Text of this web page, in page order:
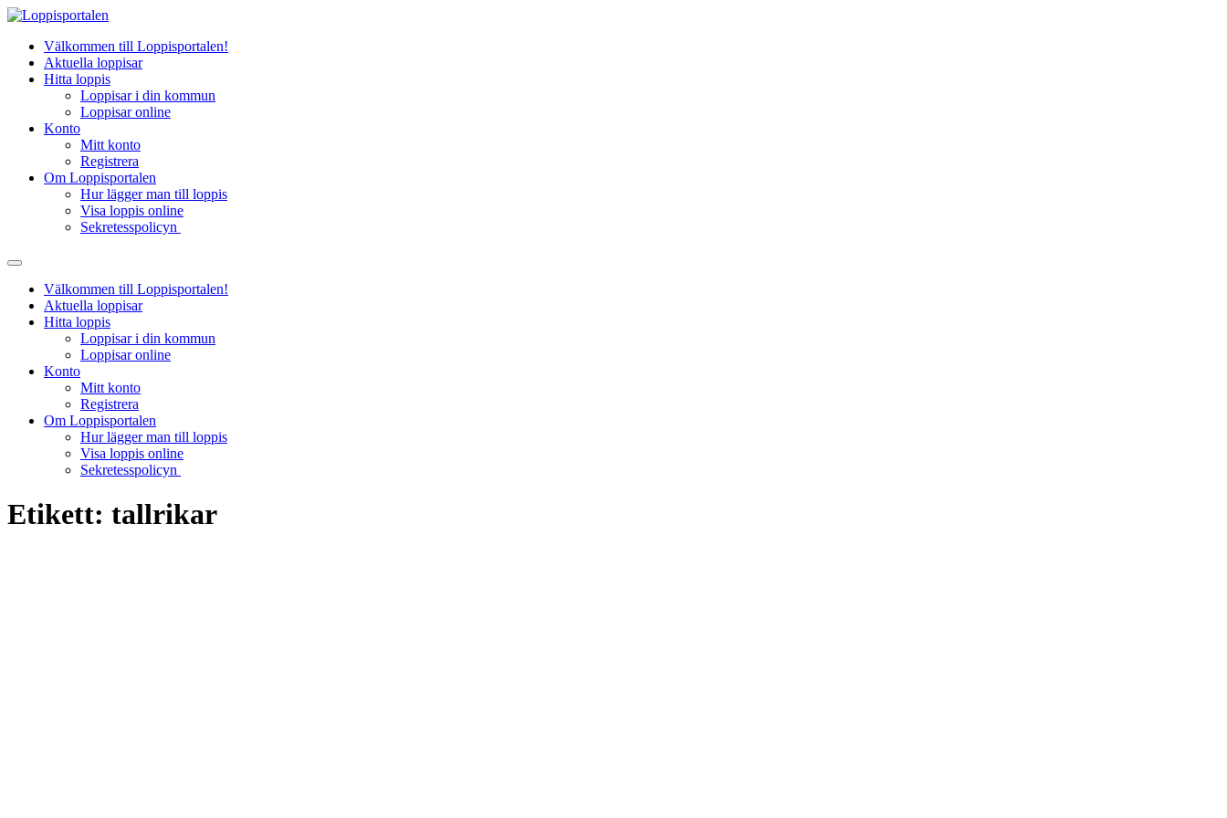
Hoppa
innehållVälkommen till Loppisportalen!
Aktuella loppisar
Hitta loppis
Loppisar i din kommun
Loppisar online
Konto
Mitt konto
Registrera
Om Loppisportalen
Hur lägger man till loppis
Visa loppis online
Sekretesspolicyn
Välkommen till Loppisportalen!
Aktuella loppisar
Hitta loppis
Loppisar i din kommun
Loppisar online
Konto
Mitt konto
Registrera
Om Loppisportalen
Hur lägger man till loppis
Visa loppis online
Sekretesspolicyn
Etikett: tallrikar